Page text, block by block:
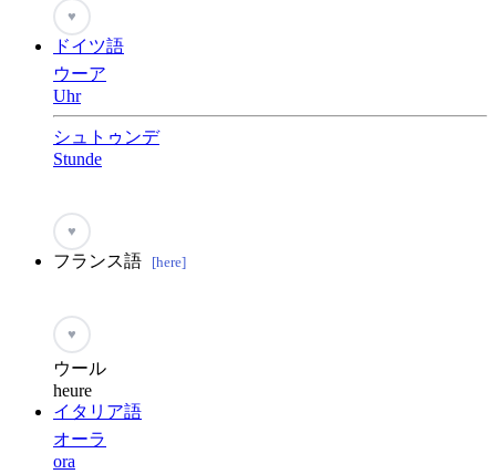
♥
ドイツ語
ウーア
Uhr
シュトゥンデ
Stunde
♥
フランス語 [here]
♥
ウール
heure
イタリア語
オーラ
ora